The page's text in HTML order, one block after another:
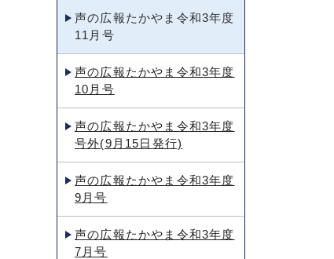
声の広報たかやま令和3年度
11月号
声の広報たかやま令和3年度
10月号
声の広報たかやま令和3年度
号外(9月15日発行)
声の広報たかやま令和3年度
9月号
声の広報たかやま令和3年度
7月号